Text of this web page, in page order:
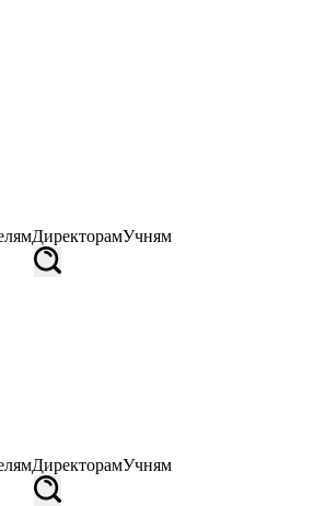
ДиректорамУчням
ДиректорамУчням